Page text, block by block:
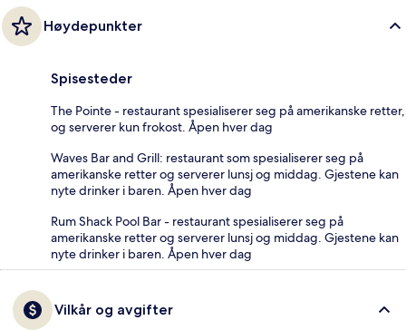
Høydepunkter
Spisesteder
The Pointe - restaurant spesialiserer seg på amerikanske retter,
og serverer kun frokost. Åpen hver dag
Waves Bar and Grill: restaurant som spesialiserer seg på
amerikanske retter og serverer lunsj og middag. Gjestene kan
nyte drinker i baren. Åpen hver dag
Rum Shack Pool Bar - restaurant spesialiserer seg på
amerikanske retter og serverer lunsj og middag. Gjestene kan
nyte drinker i baren. Åpen hver dag
Vilkår og avgifter